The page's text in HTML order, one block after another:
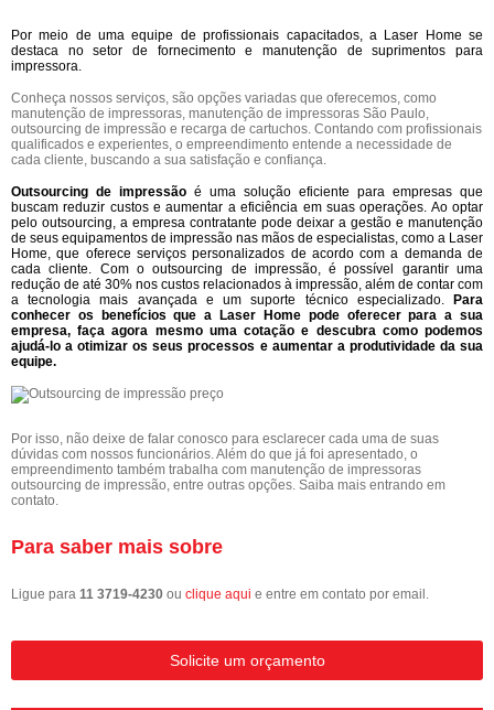
Por meio de uma equipe de profissionais capacitados, a Laser Home se
destaca no setor de fornecimento e manutenção de suprimentos para
impressora.
Conheça nossos serviços, são opções variadas que oferecemos, como
manutenção de impressoras, manutenção de impressoras São Paulo,
outsourcing de impressão e recarga de cartuchos. Contando com profissionais
qualificados e experientes, o empreendimento entende a necessidade de
cada cliente, buscando a sua satisfação e confiança.
Outsourcing de impressão é uma solução eficiente para empresas que
buscam reduzir custos e aumentar a eficiência em suas operações. Ao optar
pelo outsourcing, a empresa contratante pode deixar a gestão e manutenção
de seus equipamentos de impressão nas mãos de especialistas, como a Laser
Home, que oferece serviços personalizados de acordo com a demanda de
cada cliente. Com o outsourcing de impressão, é possível garantir uma
redução de até 30% nos custos relacionados à impressão, além de contar com
a tecnologia mais avançada e um suporte técnico especializado. Para
conhecer os benefícios que a Laser Home pode oferecer para a sua
empresa, faça agora mesmo uma cotação e descubra como podemos
ajudá-lo a otimizar os seus processos e aumentar a produtividade da sua
equipe.
Por isso, não deixe de falar conosco para esclarecer cada uma de suas
dúvidas com nossos funcionários. Além do que já foi apresentado, o
empreendimento também trabalha com manutenção de impressoras
outsourcing de impressão, entre outras opções. Saiba mais entrando em
contato.
Para saber mais sobre
Ligue para 11 3719-4230 ou clique aqui e entre em contato por email.
Solicite um orçamento